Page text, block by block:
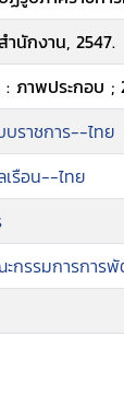
นักงาน, 2547.
: ภาพประกอบ ;
บราชการ--ไทย
เรือน--ไทย
กรรมการการ